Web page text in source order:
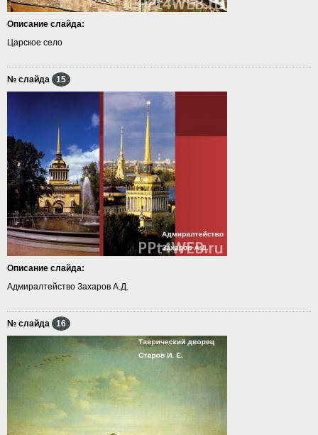
Описание слайда:
Царское село
№ слайда 15
Описание слайда:
Адмиралтейство Захаров А.Д.
№ слайда 16